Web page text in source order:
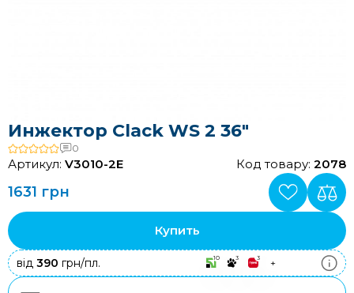
Инжектор Clack WS 2 36"
0
Артикул: V3010-2E Код товару: 2078
1631 грн
Купить
від 390 грн/пл. 10 3 3 +